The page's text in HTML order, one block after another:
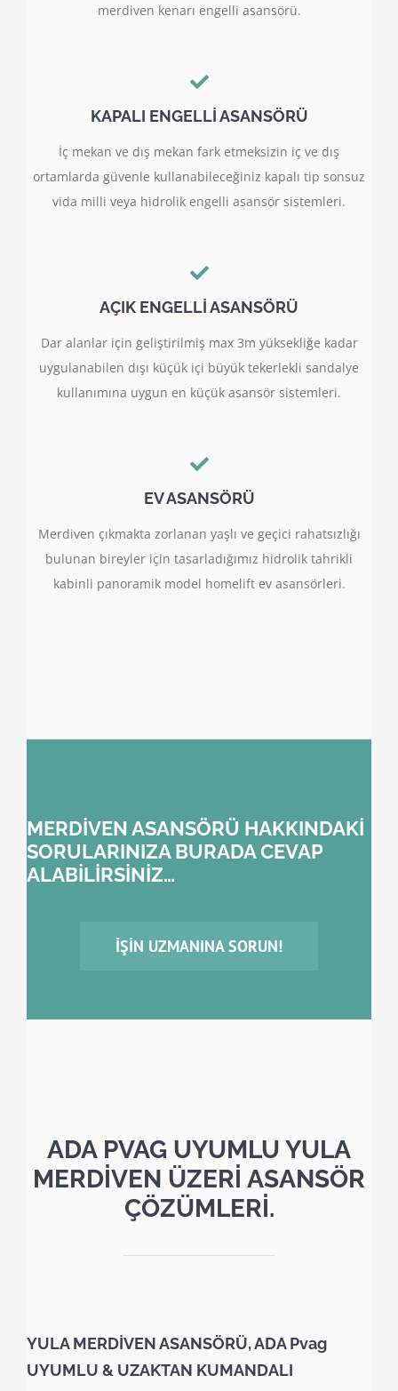
merdiven kenarı engelli asansörü.
KAPALI ENGELLİ ASANSÖRÜ
İç mekan ve dış mekan fark etmeksizin iç ve dış
ortamlarda güvenle kullanabileceğiniz kapalı tip sonsuz
vida milli veya hidrolik engelli asansör sistemleri.
AÇIK ENGELLİ ASANSÖRÜ
Dar alanlar için geliştirilmiş max 3m yüksekliğe kadar
uygulanabilen dışı küçük içi büyük tekerlekli sandalye
kullanımına uygun en küçük asansör sistemleri.
EV ASANSÖRÜ
Merdiven çıkmakta zorlanan yaşlı ve geçici rahatsızlığı
bulunan bireyler için tasarladığımız hidrolik tahrikli
kabinli panoramik model homelift ev asansörleri.
MERDİVEN ASANSÖRÜ HAKKINDAKİ
SORULARINIZA BURADA CEVAP
ALABİLİRSİNİZ…
İŞIN UZMANINA SORUN!
ADA PVAG UYUMLU YULA
MERDİVEN ÜZERİ ASANSÖR
ÇÖZÜMLERİ.
YULA MERDİVEN ASANSÖRÜ, ADA Pvag
UYUMLU & UZAKTAN KUMANDALI